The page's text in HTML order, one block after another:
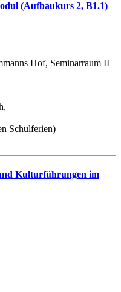
(Aufbaukurs 2, B1.1)
Hof, Seminarraum II
Schulferien)
Kulturführungen im